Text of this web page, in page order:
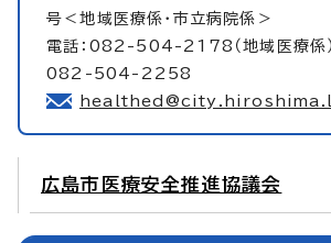
号＜地域医療係・市立病院係＞
電話：082-504-2178（地域医療係
082-504-2258
広島市医療安全推進協議会